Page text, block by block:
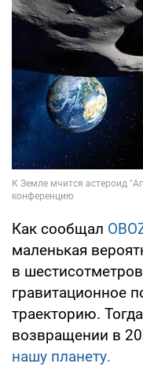
Как сообщал
маленькая
в
гравитационное
траекторию.
возвращении в
нашу планету.